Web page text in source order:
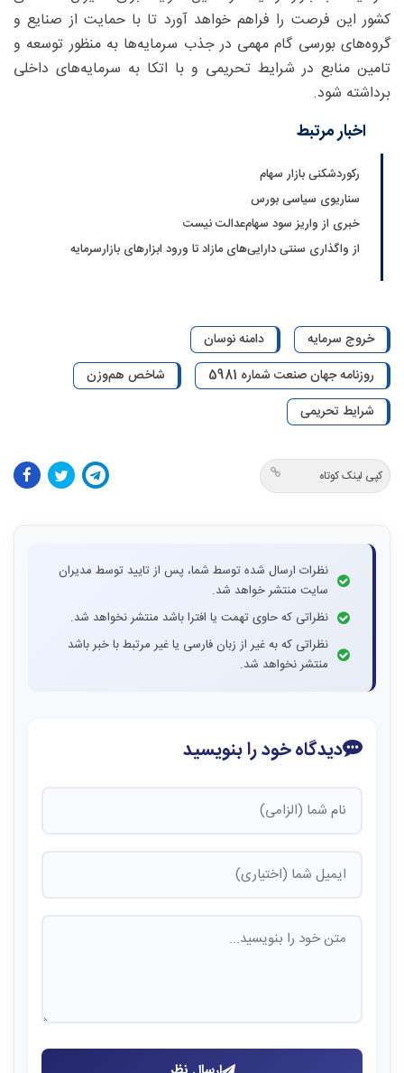
کشور این فرصت را فراهم خواهد آورد تا با حمایت از صنایع و
گروه‌های بورسی گام مهمی در جذب سرمایه‌ها به منظور توسعه و
تامین منابع در شرایط تحریمی و با اتکا به سرمایه‌های داخلی
برداشته شود.
اخبار مرتبط
رکوردشکنی بازار سهام
سناریوی سیاسی بورس
خبری از واریز سود سهام‌عدالت نیست
از واگذاری سنتی دارایی‌های مازاد تا ورود ابزارهای بازارسرمایه
خروج سرمایه
دامنه نوسان
روزنامه جهان صنعت شماره 5981
شاخص هم‌وزن
شرایط تحریمی
کپی لینک کوتاه
نظرات ارسال شده توسط شما، پس از تایید توسط مدیران
سایت منتشر خواهد شد.
نظراتی که حاوی تهمت یا افترا باشد منتشر نخواهد شد.
نظراتی که به غیر از زبان فارسی یا غیر مرتبط با خبر باشد
منتشر نخواهد شد.
دیدگاه خود را بنویسید